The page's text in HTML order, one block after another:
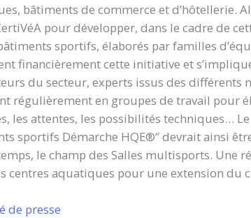
bâtiments de commerce et d’hôtellerie.
pour développer, dans le cadre de
sportifs, élaborés par familles
financièrement cette initiative et
du secteur, experts issus des différents
régulièrement en groupes de travail pour
les attentes, les possibilités techniques…
sportifs Démarche HQE®‘’ devrait ainsi
le champ des Salles multisports. Une
centres aquatiques pour une extension du
de presse